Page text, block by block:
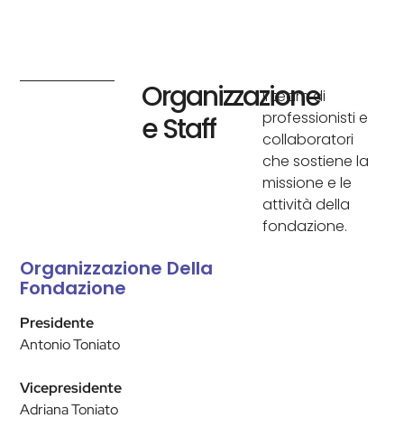
Organizzazione
e Staff
Il team di
professionisti e
collaboratori
che sostiene la
missione e le
attività della
fondazione.
Organizzazione Della
Fondazione
Presidente
Antonio Toniato
Vicepresidente
Adriana Toniato